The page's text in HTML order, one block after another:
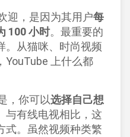
迎，是因为其用户每
100 小时。最重要的
。从猫咪、 时尚视频
，YouTube 上什么都
，你可以选择自己想
与有线电视相比，这
式。虽然视频种类繁